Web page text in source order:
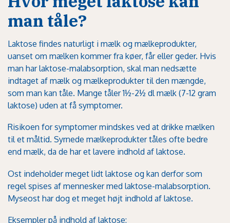
man tåle?
Laktose findes naturligt i mælk og mælkeprodukter,
uanset om mælken kommer fra køer, får eller geder. Hvis
man har laktose-malabsorption, skal man nedsætte
indtaget af mælk og mælkeprodukter til den mængde,
som man kan tåle. Mange tåler 1½-2½ dl mælk (7-12 gram
laktose) uden at få symptomer.
Risikoen for symptomer mindskes ved at drikke mælken
til et måltid. Syrnede mælkeprodukter tåles ofte bedre
end mælk, da de har et lavere indhold af laktose.
Ost indeholder meget lidt laktose og kan derfor som
regel spises af mennesker med laktose-malabsorption.
Myseost har dog et meget højt indhold af laktose.
Eksempler på indhold af laktose: